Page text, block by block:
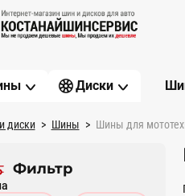
Диски
диски Шины Шины для
Фильтр